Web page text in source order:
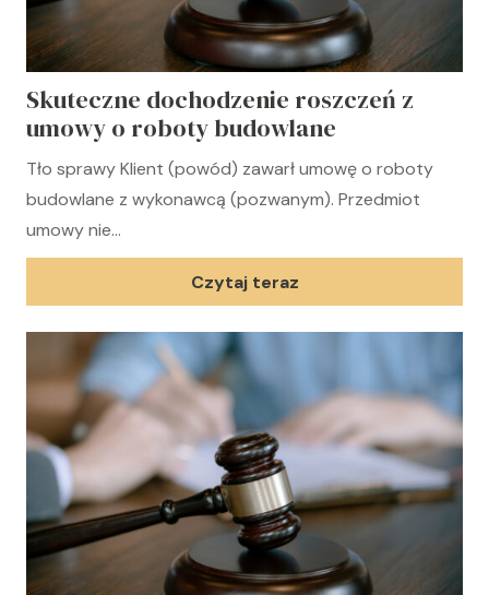
Skuteczne dochodzenie roszczeń z
umowy o roboty budowlane
Tło sprawy Klient (powód) zawarł umowę o roboty
budowlane z wykonawcą (pozwanym). Przedmiot
umowy nie…
Czytaj teraz